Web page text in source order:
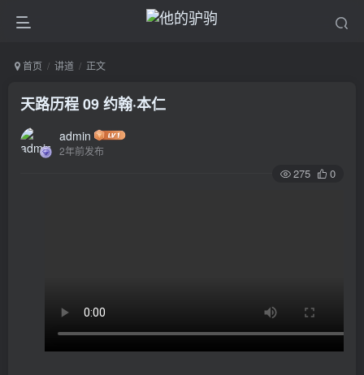
首页 讲道 正文
天路历程 09 约翰·本仁
admin
2年前发布
275 0